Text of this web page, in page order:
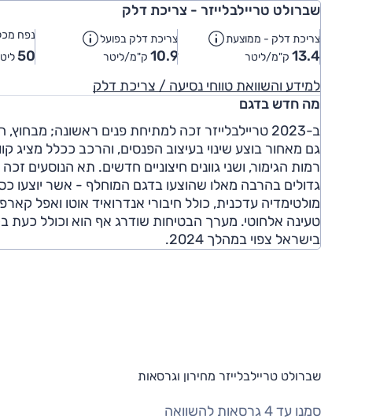
שברולט טריילבלייזר - צריכת דלק
צריכת דלק - ממוצעת
13.4 ק"מ/ליטר
צריכת דלק בפועל
10.9 ק"מ/ליטר
נפח
50
למידע והשוואת טווחי נסיעה / צריכת דלק
מה חדש בדגם
ב-2023 טריילבלייזר זכה למתיחת פנים ראשונה;
גם מאחור בוצע שינוי בעיצוב הפנסים, והרכב ככלל מציג
גדולים בהרבה מאלו שהוצעו בדגם המוחלף - אשר יוצעו
מולטימדיה עדכנית, כולל חיבורי אנדרואיד אוטו ואפל
טעינה אלחוטי. מערך הבטיחות שודרג אף הוא וכולל כעת
בישראל צפוי במהלך 2024.
שברולט טריילבלייזר מחירון וגרסאות
סמנו עד 4 גרסאות להשוואה